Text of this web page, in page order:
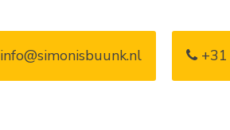
info@simonisbuunk.nl +31